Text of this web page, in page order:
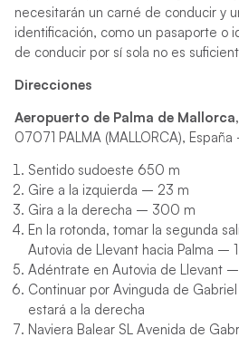
necesitarán un carné de conducir y
identificación, como un pasaporte o
de conducir por sí sola no es
Direcciones
Aeropuerto de Palma de
07071 PALMA (MALLORCA),
Sentido sudoeste 650 m
Gire a la izquierda – 23 m
Gira a la derecha – 300 m
En la rotonda, tomar la segunda
Autovia de Llevant hacia Palma –
Adéntrate en Autovia de Llevant
Continuar por Avinguda de
estará a la derecha
Naviera Balear SL Avenida de